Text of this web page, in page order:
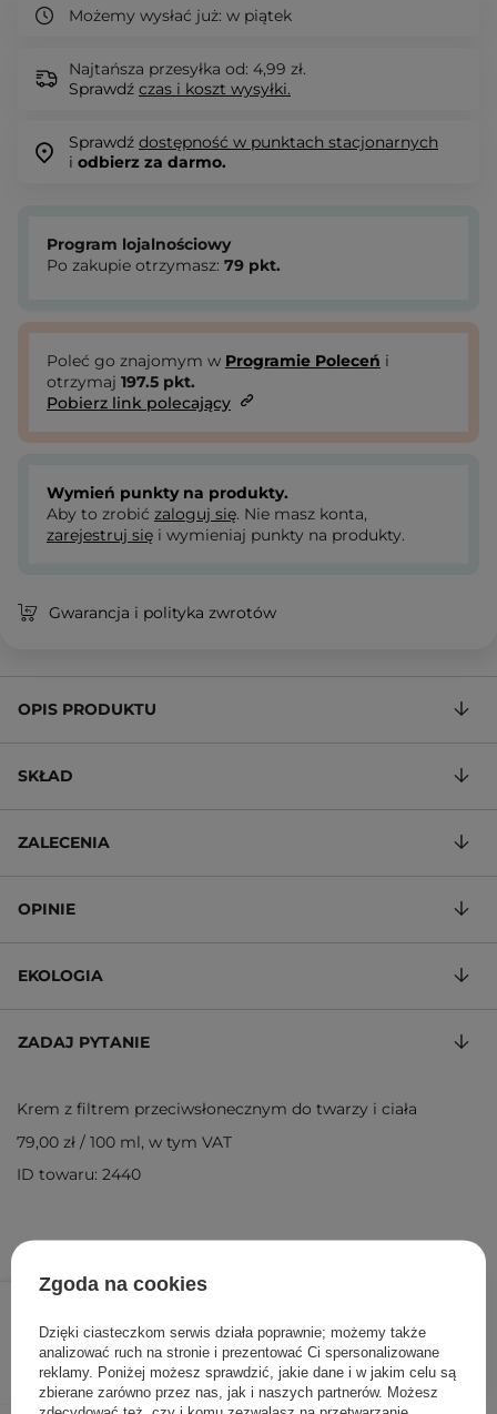
Możemy wysłać już: w piątek
Najtańsza przesyłka od: 4,99 zł.
Sprawdź czas i koszt wysyłki.
Sprawdź dostępność w punktach stacjonarnych
i odbierz za darmo.
79,00 zł /szt.
DODAJ DO KOSZYKA
Program lojalnościowy
Po zakupie otrzymasz: 79 pkt.
Poleć go znajomym w Programie Poleceń i
otrzymaj 197.5 pkt.
Pobierz link polecający
Wymień punkty na produkty.
Aby to zrobić zaloguj się. Nie masz konta,
zarejestruj się i wymieniaj punkty na produkty.
Gwarancja i polityka zwrotów
OPIS PRODUKTU
SKŁAD
ZALECENIA
OPINIE
EKOLOGIA
ZADAJ PYTANIE
Krem z filtrem przeciwsłonecznym do twarzy i ciała
79,00 zł / 100 ml, w tym VAT
ID towaru: 2440
Zgoda na cookies
Dzięki ciasteczkom serwis działa poprawnie; możemy także
analizować ruch na stronie i prezentować Ci spersonalizowane
reklamy. Poniżej możesz sprawdzić, jakie dane i w jakim celu są
zbierane zarówno przez nas, jak i naszych partnerów. Możesz